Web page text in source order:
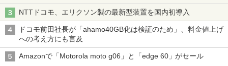
穴と楽天モバイルの課題
NTTドコモ、エリクソン製の最新型装置を国内初導入
ドコモ前田社長が「ahamo40GB化は検証のため」、料金値上げ
への考え方にも言及
Amazonで「Motorola moto g06」と「edge 60」がセール